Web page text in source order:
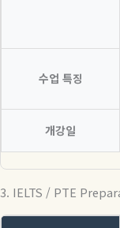
수업 특징
개강일
3. IELTS / PTE